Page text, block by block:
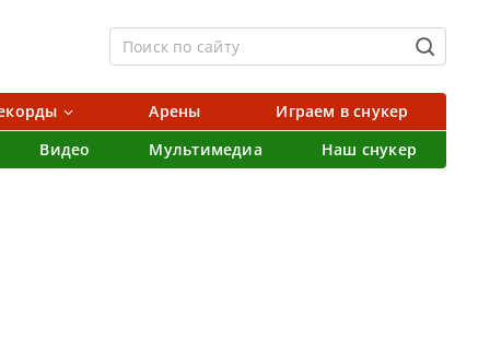
Арены
Играем в снукер
Видео Мультимедиа Наш снукер